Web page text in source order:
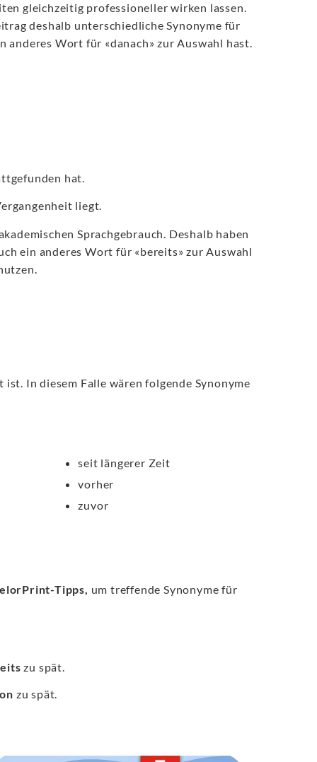
gleichzeitig professioneller wirken lassen.
deshalb unterschiedliche Synonyme für
anderes Wort für «danach» zur Auswahl hast.
hat.
liegt.
Sprachgebrauch. Deshalb haben
ein anderes Wort für «bereits» zur Auswahl
In diesem Falle wären folgende Synonyme
seit längerer Zeit
vorher
zuvor
Tipps, um treffende Synonyme für
zu spät.
zu spät.